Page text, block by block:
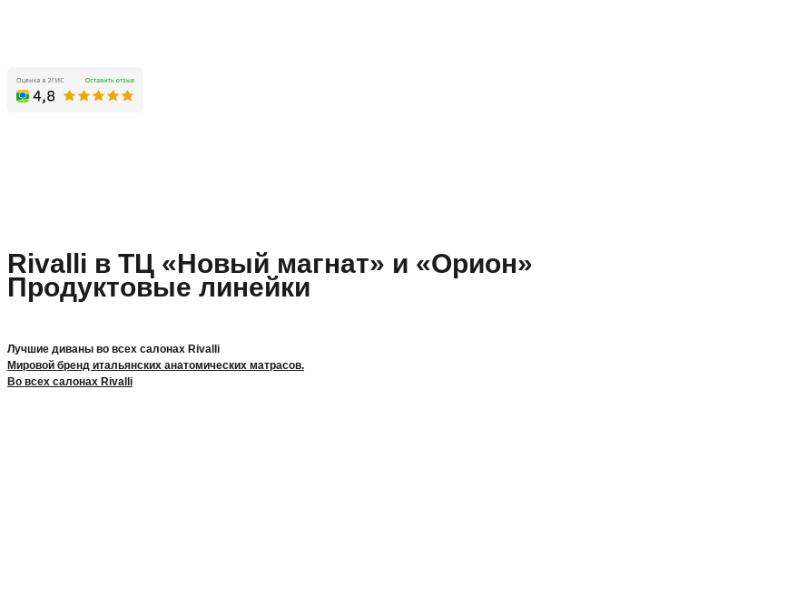
Продуктовые линейки
Лучшие диваны во всех салонах Rivalli
Мировой бренд итальянских анатомических матрасов.
Во всех салонах Rivalli
Rivalli в ТЦ «Новый магнат» и «Орион»